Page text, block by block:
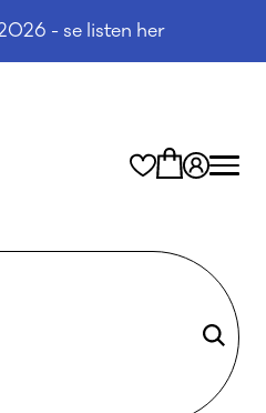
- se listen her